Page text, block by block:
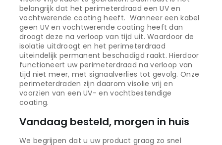
belangrijk dat het perimeterdraad een UV en
vochtwerende coating heeft. Wanneer een kabel
geen UV en vochtwerende coating heeft dan
droogt deze na verloop van tijd uit. Waardoor de
isolatie uitdroogt en het perimeterdraad
uiteindelijk permanent beschadigd raakt. Hierdoor
functioneert uw perimeterdraad na verloop van
tijd niet meer, met signaalverlies tot gevolg. Onze
perimeterdraden zijn daarom visolie vrij en
voorzien van een UV- en vochtbestendige
coating.
Vandaag besteld, morgen in huis
We begrijpen dat u uw product graag zo snel